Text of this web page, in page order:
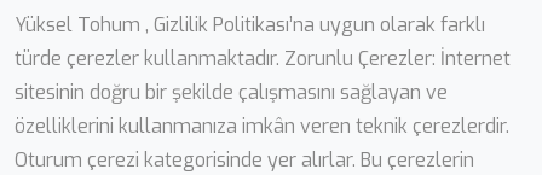
Yüksel Tohum , Gizlilik Politikası’na uygun olarak farklı
türde çerezler kullanmaktadır. Zorunlu Çerezler: İnternet
sitesinin doğru bir şekilde çalışmasını sağlayan ve
özelliklerini kullanmanıza imkân veren teknik çerezlerdir.
Oturum çerezi kategorisinde yer alırlar. Bu çerezlerin